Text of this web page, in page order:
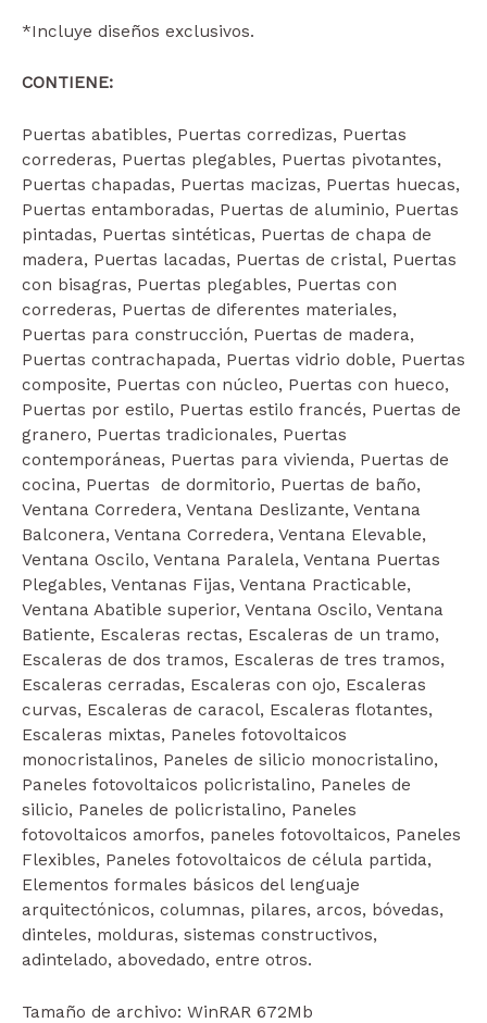
*Incluye diseños exclusivos.
CONTIENE:
Puertas abatibles, Puertas corredizas, Puertas
correderas, Puertas plegables, Puertas pivotantes,
Puertas chapadas, Puertas macizas, Puertas huecas,
Puertas entamboradas, Puertas de aluminio, Puertas
pintadas, Puertas sintéticas, Puertas de chapa de
madera, Puertas lacadas, Puertas de cristal, Puertas
con bisagras, Puertas plegables, Puertas con
correderas, Puertas de diferentes materiales,
Puertas para construcción, Puertas de madera,
Puertas contrachapada, Puertas vidrio doble, Puertas
composite, Puertas con núcleo, Puertas con hueco,
Puertas por estilo, Puertas estilo francés, Puertas de
granero, Puertas tradicionales, Puertas
contemporáneas, Puertas para vivienda, Puertas de
cocina, Puertas de dormitorio, Puertas de baño,
Ventana Corredera, Ventana Deslizante, Ventana
Balconera, Ventana Corredera, Ventana Elevable,
Ventana Oscilo, Ventana Paralela, Ventana Puertas
Plegables, Ventanas Fijas, Ventana Practicable,
Ventana Abatible superior, Ventana Oscilo, Ventana
Batiente, Escaleras rectas, Escaleras de un tramo,
Escaleras de dos tramos, Escaleras de tres tramos,
Escaleras cerradas, Escaleras con ojo, Escaleras
curvas, Escaleras de caracol, Escaleras flotantes,
Escaleras mixtas, Paneles fotovoltaicos
monocristalinos, Paneles de silicio monocristalino,
Paneles fotovoltaicos policristalino, Paneles de
silicio, Paneles de policristalino, Paneles
fotovoltaicos amorfos, paneles fotovoltaicos, Paneles
Flexibles, Paneles fotovoltaicos de célula partida,
Elementos formales básicos del lenguaje
arquitectónicos, columnas, pilares, arcos, bóvedas,
dinteles, molduras, sistemas constructivos,
adintelado, abovedado, entre otros.
Tamaño de archivo: WinRAR 672Mb